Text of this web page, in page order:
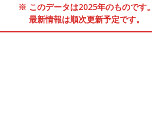
※ このデータは2025年のものです。
最新情報は順次更新予定です。